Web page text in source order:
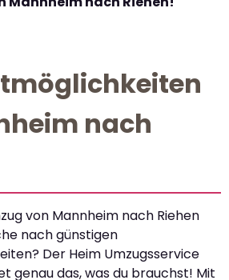
nach
von Mannheim nach Riehen
nach günstigen
Der Heim Umzugsservice
genau das, was du brauchst! Mit